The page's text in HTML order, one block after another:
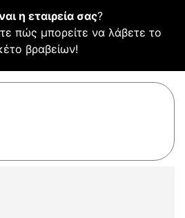
η εταιρεία σας?
πώς μπορείτε να λάβετε το
βραβείων!